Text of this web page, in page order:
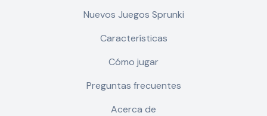
Nuevos Juegos Sprunki
Características
Cómo jugar
Preguntas frecuentes
Acerca de